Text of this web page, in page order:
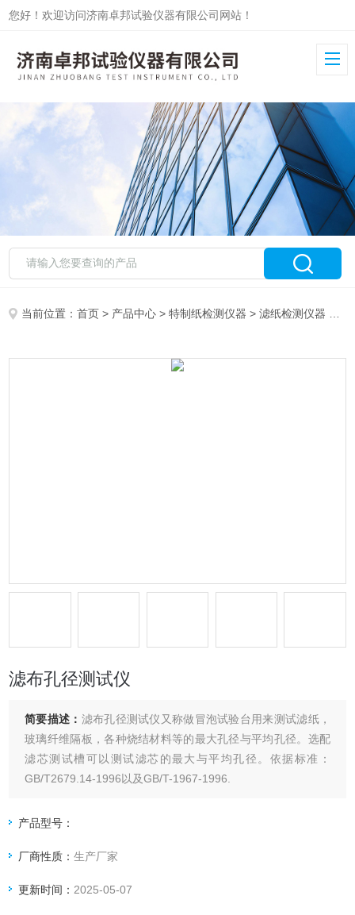
您好！欢迎访问济南卓邦试验仪器有限公司网站！
当前位置：首页 > 产品中心 >特制纸检测仪器 >滤纸检测仪器
滤布孔径测试仪
简要描述： 滤布孔径测试仪又称做冒泡试验台用来测试滤纸，
玻璃纤维隔板，各种烧结材料等的最大孔径与平均孔径。选配
滤芯测试槽可以测试滤芯的最大与平均孔径。依据标准：
GB/T2679.14-1996以及GB/T-1967-1996.
产品型号：
厂商性质：生产厂家
更新时间： 2025-05-07